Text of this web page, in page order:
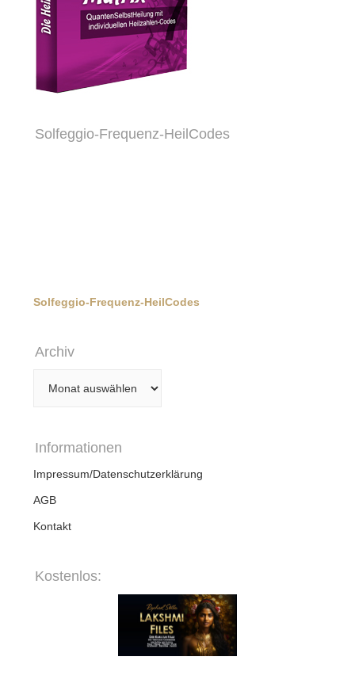
Solfeggio-Frequenz-HeilCodes
Solfeggio-Frequenz-HeilCodes
Archiv
Informationen
Impressum/Datenschutzerklärung
AGB
Kontakt
Kostenlos: